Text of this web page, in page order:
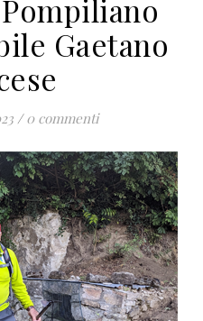
Gaetano
/ 0 commenti